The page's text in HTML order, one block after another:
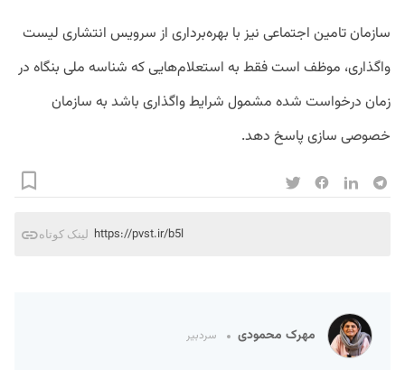
سازمان تامین اجتماعی نیز با بهره‌برداری از سرویس انتشاری لیست
واگذاری، موظف است فقط به استعلام‌هایی که شناسه ملی بنگاه در
زمان درخواست شده مشمول شرایط واگذاری باشد به سازمان
خصوصی سازی پاسخ دهد.
لینک کوتاه https://pvst.ir/b5l
مهرک محمودی سردبیر